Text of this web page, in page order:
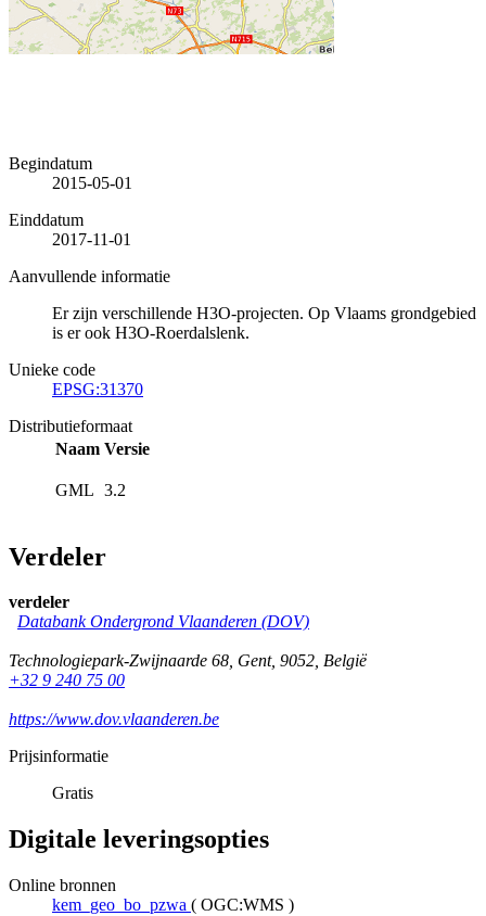
Begindatum
2015-05-01
Einddatum
2017-11-01
Aanvullende informatie
Er zijn verschillende H3O-projecten. Op Vlaams grondgebied
is er ook H3O-Roerdalslenk.
Unieke code
EPSG:31370
Distributieformaat
Naam Versie
GML 3.2
Verdeler
verdeler
Databank Ondergrond Vlaanderen (DOV)
Technologiepark-Zwijnaarde 68, Gent, 9052, België
+32 9 240 75 00
https://www.dov.vlaanderen.be
Prijsinformatie
Gratis
Digitale leveringsopties
Online bronnen
kem_geo_bo_pzwa ( OGC:WMS )